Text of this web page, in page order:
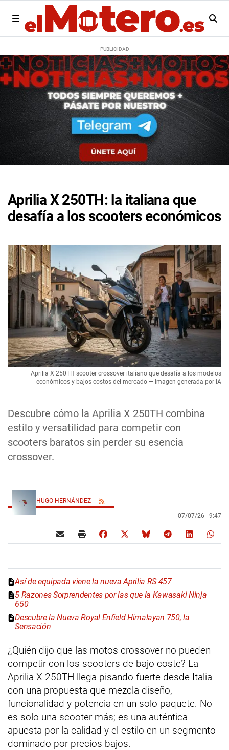
Aprilia X 250TH: la italiana que
desafía a los scooters económicos
Descubre cómo la Aprilia X 250TH combina
estilo y versatilidad para competir con
scooters baratos sin perder su esencia
crossover.
Aprilia X 250TH scooter crossover italiano que desafía a los modelos
económicos y bajos costos del mercado — Imagen generada por IA
HUGO HERNÁNDEZ
07/07/26 | 9:47
Así de equipada viene la nueva Aprilia RS 457
5 Razones Sorprendentes por las que la Kawasaki Ninja
650
Descubre la Nueva Royal Enfield Himalayan 750, la
Sensación
¿Quién dijo que las motos crossover no pueden
competir con los scooters de bajo coste? La
Aprilia X 250TH llega pisando fuerte desde Italia
con una propuesta que mezcla diseño,
funcionalidad y potencia en un solo paquete. No
es solo una scooter más; es una auténtica
apuesta por la calidad y el estilo en un segmento
dominado por precios bajos.